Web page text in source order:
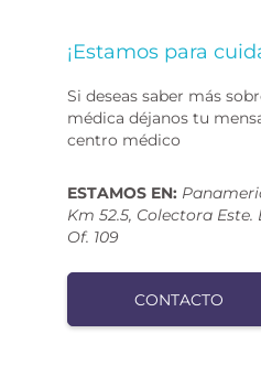
¡Estamos para
Si deseas saber más
médica déjanos tu
centro médico
ESTAMOS EN:
Km 52.5, Colectora
Of. 109
CONTACTO